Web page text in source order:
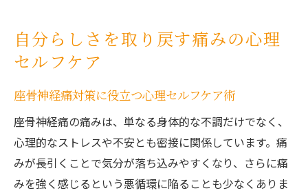
自分らしさを取り戻す痛みの心理
セルフケア
座骨神経痛対策に役立つ心理セルフケア術
座骨神経痛の痛みは、単なる身体的な不調だけでなく、
心理的なストレスや不安とも密接に関係しています。痛
みが長引くことで気分が落ち込みやすくなり、さらに痛
みを強く感じるという悪循環に陥ることも少なくありま